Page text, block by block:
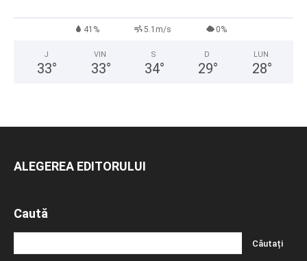
41% 5.1m/s 0%
J
33°
VIN
33°
S
34°
D
29°
LUN
28°
ALEGEREA EDITORULUI
Caută